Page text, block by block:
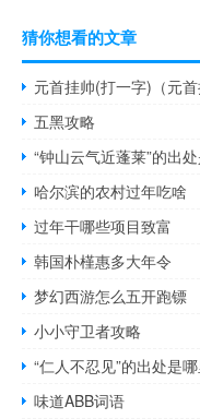
猜你想看的文章
元首挂帅(打一字)（元首
五黑攻略
“钟山云气近蓬莱”的出
哈尔滨的农村过年吃啥
过年干哪些项目致富
韩国朴槿惠多大年令
梦幻西游怎么五开跑镖
小小守卫者攻略
“仁人不忍见”的出处是哪
味道ABB词语